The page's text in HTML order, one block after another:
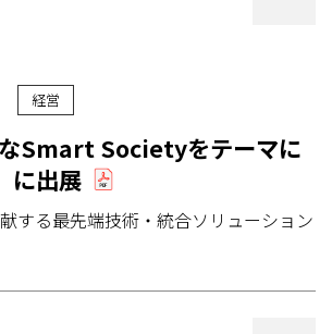
経営
Smart Societyをテーマに
に出展
する最先端技術・統合ソリューション